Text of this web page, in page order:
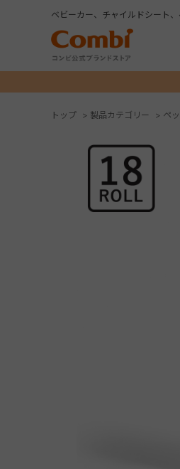
ベビーカー、チャイルドシート
トップ > 製品カテゴリー > ペ